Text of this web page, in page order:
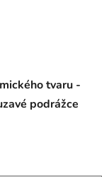
tvaru -
podrážce